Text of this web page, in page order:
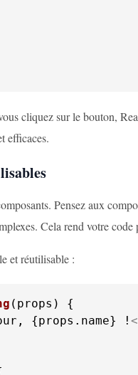
cliquez sur le bouton,
efficaces.
Pensez aux
Cela rend votre
et réutilisable :
( props
{props.name} !